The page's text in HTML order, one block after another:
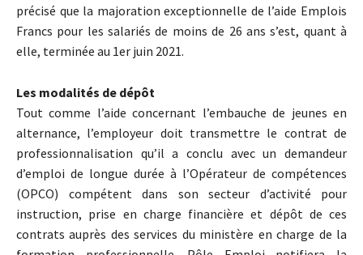
précisé que la majoration exceptionnelle de l’aide Emplois
Francs pour les salariés de moins de 26 ans s’est, quant à
elle, terminée au 1er juin 2021.
Les modalités de dépôt
Tout comme l’aide concernant l’embauche de jeunes en
alternance, l’employeur doit transmettre le contrat de
professionnalisation qu’il a conclu avec un demandeur
d’emploi de longue durée à l’Opérateur de compétences
(OPCO) compétent dans son secteur d’activité pour
instruction, prise en charge financière et dépôt de ces
contrats auprès des services du ministère en charge de la